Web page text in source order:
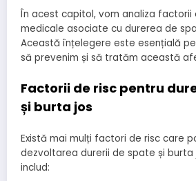
În acest capitol, vom analiza factorii
medicale asociate cu durerea de
Această înțelegere este esențială
să prevenim și să tratăm această
Factorii de risc pentru
și burta jos
Există mai mulți factori de risc care
dezvoltarea durerii de spate și
includ: